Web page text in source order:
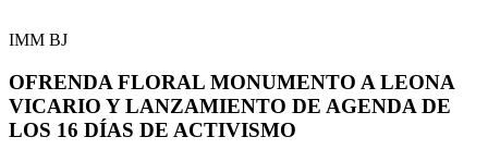
IMM BJ
OFRENDA FLORAL MONUMENTO A LEONA
VICARIO Y LANZAMIENTO DE AGENDA DE
LOS 16 DÍAS DE ACTIVISMO